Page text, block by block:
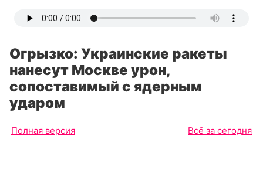
Огрызко: Украинские ракеты
нанесут Москве урон,
сопоставимый с ядерным
ударом
Полная версия Всё за сегодня